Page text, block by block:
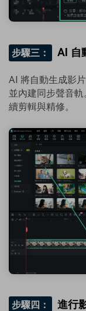
步驟三： AI 自
AI 將自動生成影
並內建同步聲音
續剪輯與精修。
步驟四： 進行